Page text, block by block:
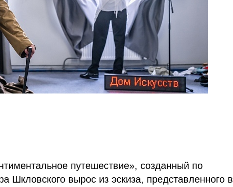
путешествие», созданный по
Шкловского вырос из эскиза, представленного в